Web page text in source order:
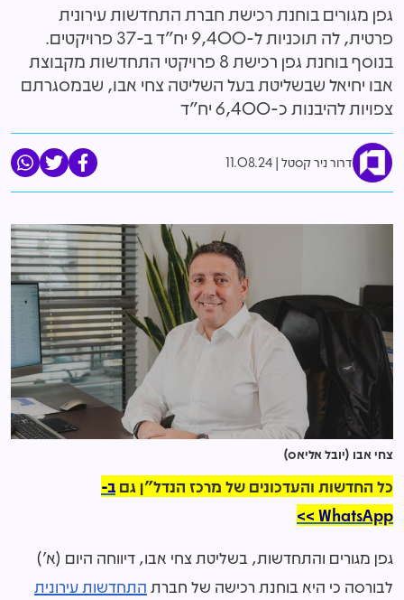
גפן מגורים בוחנת רכישת חברת התחדשות עירונית
פרטית, לה תוכניות ל-9,400 יח"ד ב-37 פרויקטים.
בנוסף בוחנת גפן רכישת 8 פרויקטי התחדשות מקבוצת
אבו יחיאל שבשליטת בעל השליטה צחי אבו, שבמסגרתם
צפויות להיבנות כ-6,400 יח"ד
דרור ניר קסטל 11.08.24
צחי אבו (יובל אליאס)
כל החדשות והעדכונים של מרכז הנדל"ן גם ב-
WhatsApp >>
גפן מגורים והתחדשות, בשליטת צחי אבו, דיווחה היום (א')
לבורסה כי היא בוחנת רכישה של חברת התחדשות עירונית